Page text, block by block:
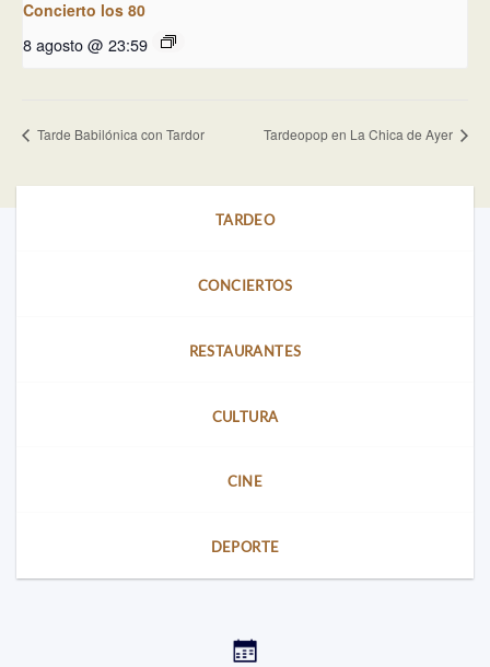
Concierto los 80
8 agosto @ 23:59
Tarde Babilónica con Tardor Tardeopop en La Chica de Ayer
TARDEO
CONCIERTOS
RESTAURANTES
CULTURA
CINE
DEPORTE